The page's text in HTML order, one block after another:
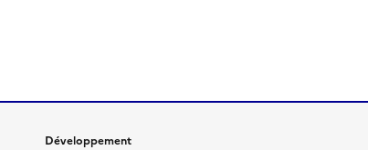
Développement